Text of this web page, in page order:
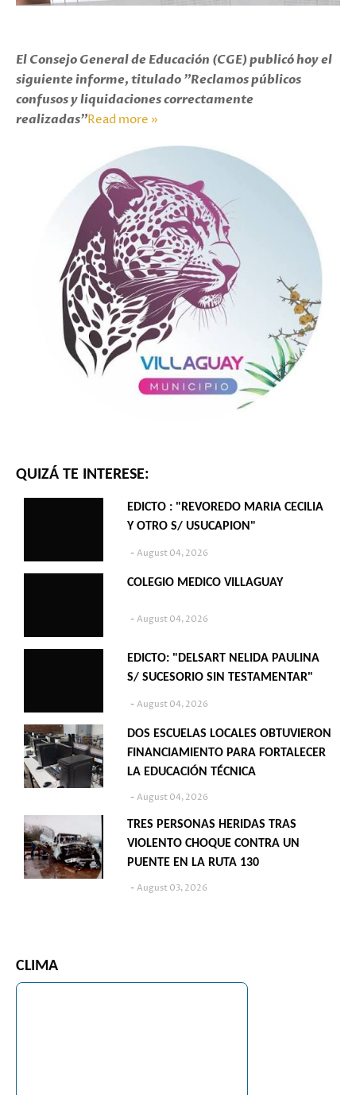
El Consejo General de Educación (CGE) publicó hoy el
siguiente informe, titulado "Reclamos públicos
confusos y liquidaciones correctamente
realizadas"Read more »
QUIZÁ TE INTERESE:
EDICTO : "REVOREDO MARIA CECILIA
Y OTRO S/ USUCAPION"
August 04, 2026
COLEGIO MEDICO VILLAGUAY
August 04, 2026
EDICTO: "DELSART NELIDA PAULINA
S/ SUCESORIO SIN TESTAMENTAR"
August 04, 2026
DOS ESCUELAS LOCALES OBTUVIERON
FINANCIAMIENTO PARA FORTALECER
LA EDUCACIÓN TÉCNICA
August 04, 2026
TRES PERSONAS HERIDAS TRAS
VIOLENTO CHOQUE CONTRA UN
PUENTE EN LA RUTA 130
August 03, 2026
CLIMA